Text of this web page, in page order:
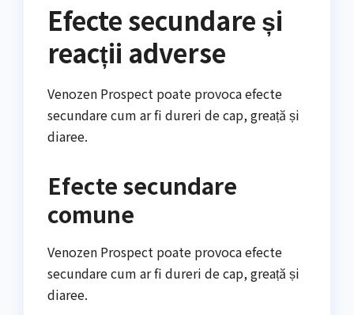
Efecte secundare și
reacții adverse
Venozen Prospect poate provoca efecte
secundare cum ar fi dureri de cap, greață și
diaree.
Efecte secundare
comune
Venozen Prospect poate provoca efecte
secundare cum ar fi dureri de cap, greață și
diaree.